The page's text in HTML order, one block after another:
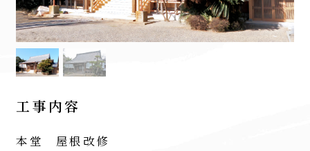
工事内容
本堂 屋根改修